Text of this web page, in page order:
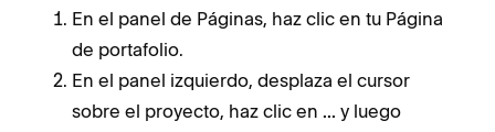
En el panel de Páginas, haz clic en tu Página
de portafolio.
En el panel izquierdo, desplaza el cursor
sobre el proyecto, haz clic en ... y luego